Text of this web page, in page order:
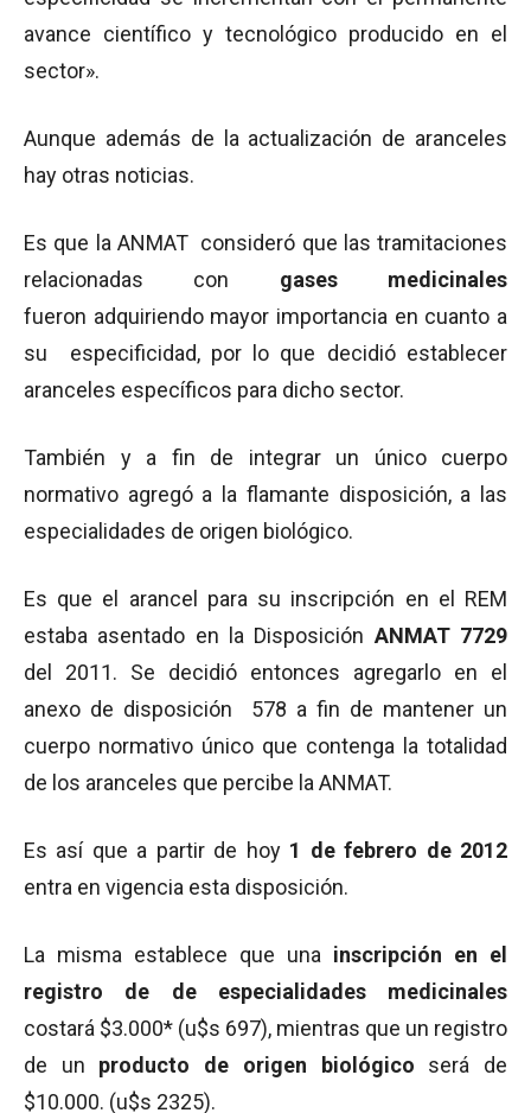
avance científico y tecnológico producido en el
sector».
Aunque además de la actualización de aranceles
hay otras noticias.
Es que la ANMAT consideró que las tramitaciones
relacionadas con gases
medicinales
fueron adquiriendo mayor importancia en cuanto a
su especificidad, por lo que decidió establecer
aranceles específicos para dicho sector.
También y a fin de integrar un único cuerpo
normativo agregó a la flamante disposición, a las
especialidades de origen biológico.
Es que el arancel para su inscripción en el REM
estaba asentado en la Disposición ANMAT 7729
del 2011. Se decidió entonces agregarlo en el
anexo de disposición 578 a fin de mantener un
cuerpo normativo único que contenga la totalidad
de los aranceles que percibe la ANMAT.
Es así que a partir de hoy 1 de febrero de 2012
entra en vigencia esta disposición.
La misma establece que una inscripción en el
registro de de especialidades medicinales
costará $3.000* (u$s 697), mientras que un registro
de un producto de origen biológico será de
$10.000. (u$s 2325).